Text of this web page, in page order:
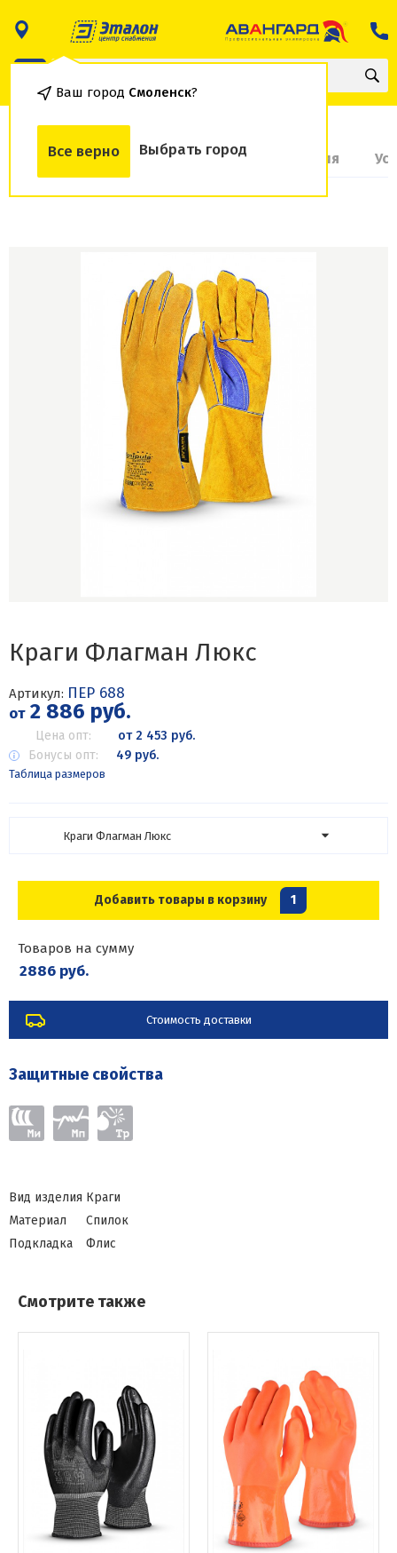
Ваш город Смоленск?
Все верно Выбрать город
О товаре Доставка и оплата Гарантия
Краги Флагман Люкс
Артикул: ПЕР 688
от2 886 руб.
Цена опт:
от 2 453 руб.
Бонусы опт:
49 руб.
Таблица размеров
Краги Флагман Люкс
Добавить товары в корзину 1
Товаров на сумму
2886 руб.
Стоимость доставки
Защитные свойства
Вид изделия Краги
Материал
Спилок
Подкладка
Флис
Смотрите также